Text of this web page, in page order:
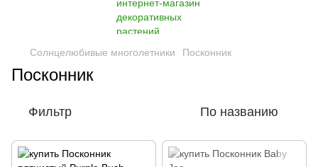
Солнцелюбивые многолетники Посконник
Посконник
Фильтр По названию